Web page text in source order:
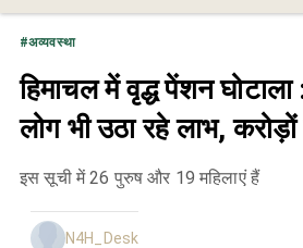
#अव्यवस्था
हिमाचल में वृद्ध पेंशन
लोग भी उठा रहे लाभ,
इस सूची में 26 पुरुष और 19 महिलाएं हैं
N4H_Desk